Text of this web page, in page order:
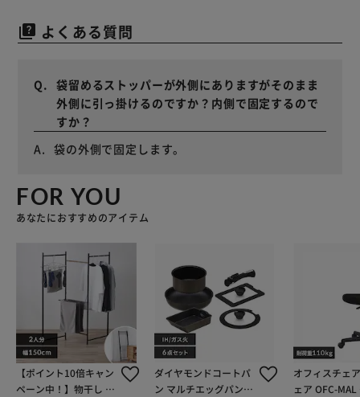
quiz よくある質問
袋留めるストッパーが外側にありますがそのまま
外側に引っ掛けるのですか？内側で固定するので
すか？
袋の外側で固定します。
FOR YOU
あなたにおすすめのアイテム
【ポイント10倍キャン
ペーン中！】物干し 室
ダイヤモンドコートパ
ン マルチエッグパン入
オフィスチェ
ェア OFC-